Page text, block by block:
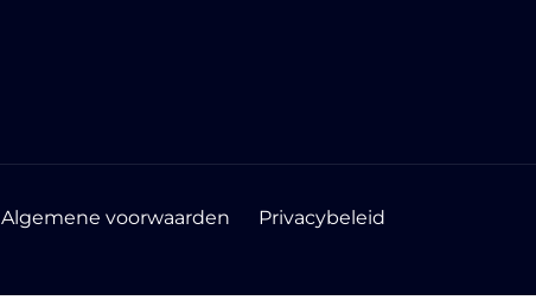
Algemene voorwaarden Privacybeleid